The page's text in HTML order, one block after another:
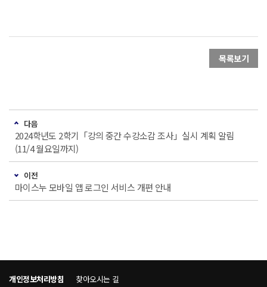
목록보기
다음
2024학년도 2학기「강의 중간 수강소감 조사」실시 계획 알림
(11/4 월요일까지)
이전
마이스누 모바일 앱 로그인 서비스 개편 안내
개인정보처리방침 찾아오시는 길